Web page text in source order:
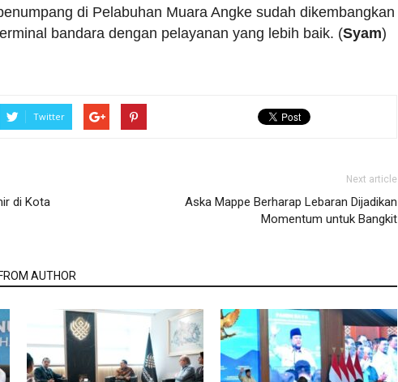
di Pelabuhan Muara Angke sudah dikembangkan
bandara dengan pelayanan yang lebih baik. (Syam)
Twitter
di Kota
Next article
Aska Mappe Berharap Lebaran Dijadikan
Momentum untuk Bangkit
AUTHOR